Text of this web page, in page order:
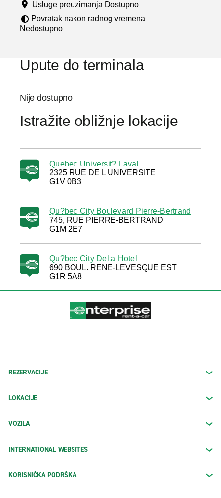
u
Usluge preuzimanja Dostupno
Povratak nakon radnog vremena
Nedostupno
Upute do terminala
Nije dostupno
Istražite obližnje lokacije
Quebec Universit? Laval
2325 RUE DE L UNIVERSITE
G1V 0B3
Qu?bec City Boulevard Pierre-Bertrand
745, RUE PIERRE-BERTRAND
G1M 2E7
Qu?bec City Delta Hotel
690 BOUL. RENE-LEVESQUE EST
G1R 5A8
REZERVACIJE
LOKACIJE
VOZILA
INTERNATIONAL WEBSITES
KORISNIČKA PODRŠKA